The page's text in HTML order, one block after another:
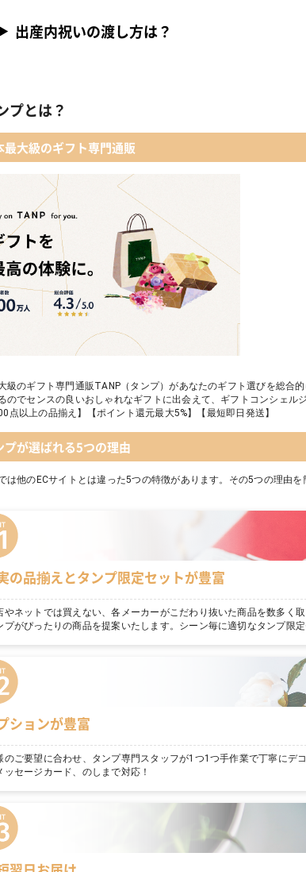
出産内祝いの渡し方は？
プとは？
最大級のギフト専門通販
級のギフト専門通販TANP（タンプ）があなたのギフト選びを総合
のでセンスの良いおしゃれなギフトに出会えて、ギフトコンシェル
点以上の品揃え】【ポイント還元最大5%】【最短即日発送】
プが選ばれる5つの理由
は他のECサイトとは違った5つの特徴があります。その5つの理由を
の品揃えとタンプ限定セットが豊富
やネットでは買えない、各メーカーがこだわり抜いた商品を数多く
プがぴったりの商品を提案いたします。シーン毎に適切なタンプ限
ションが豊富
のご要望に合わせ、タンプ専門スタッフが1つ1つ手作業で丁寧にデ
ッセージカード、のしまで対応！